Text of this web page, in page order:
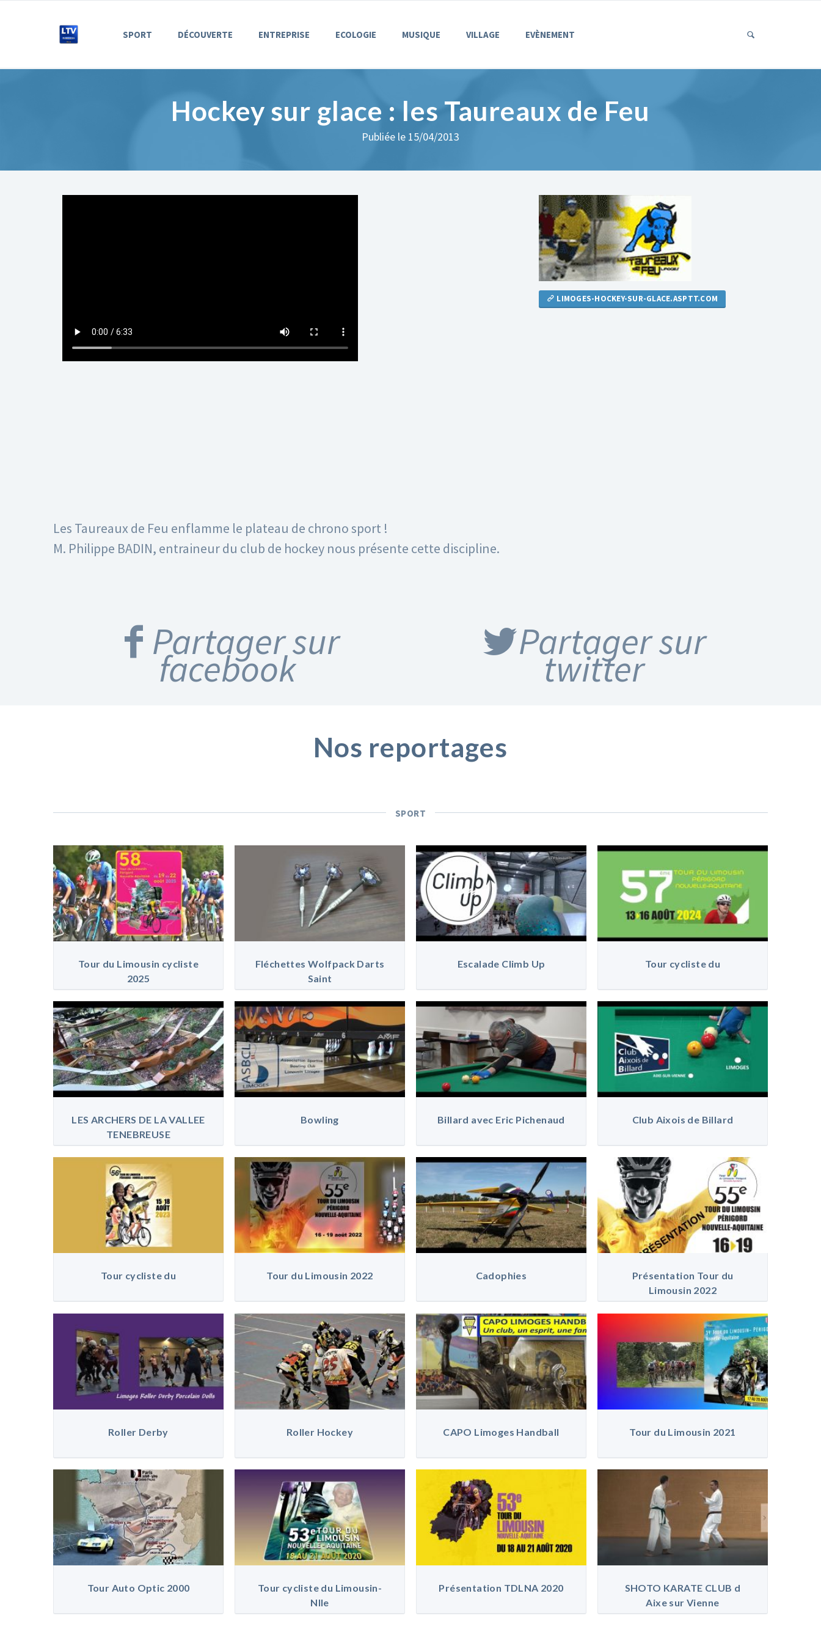
SPORT DÉCOUVERTE ENTREPRISE ECOLOGIE MUSIQUE VILLAGE EVÈNEMENT
Hockey sur glace : les Taureaux de Feu
Publiée le 15/04/2013
LIMOGES-HOCKEY-SUR-GLACE.ASPTT.COM
Les Taureaux de Feu enflamme le plateau de chrono sport !
M. Philippe BADIN, entraineur du club de hockey nous présente cette discipline.
Partager sur
facebook
Partager sur
twitter
Nos reportages
SPORT
Tour du Limousin cycliste
2025
Fléchettes Wolfpack Darts
Saint
Escalade Climb Up Tour cycliste du
LES ARCHERS DE LA VALLEE
TENEBREUSE
Bowling Billard avec Eric Pichenaud Club Aixois de Billard
Tour cycliste du Tour du Limousin 2022 Cadophies
Présentation Tour du
Limousin 2022
Roller Derby Roller Hockey CAPO Limoges Handball Tour du Limousin 2021
Tour Auto Optic 2000
Tour cycliste du Limousin-
Nlle
Présentation TDLNA 2020
SHOTO KARATE CLUB d
Aixe sur Vienne